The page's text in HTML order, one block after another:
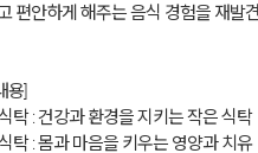
편안하게 해주는 음식 경험을 재발견
용]
탁 : 건강과 환경을 지키는 작은 식탁
탁 : 몸과 마음을 키우는 영양과 치유